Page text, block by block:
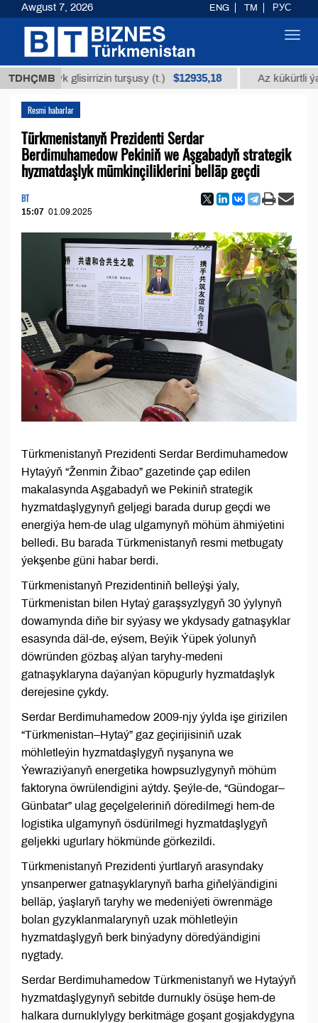
TDHÇMBglisirrizin turşusy (t.) $12935,18 Az kükürtli ýakyş
Resmi habarlar
Türkmenistanyň Prezidenti Serdar
Berdimuhamedow Pekiniň we Aşgabadyň strategik
hyzmatdaşlyk mümkinçiliklerini belläp geçdi
BT
15:07 01.09.2025
Türkmenistanyň Prezidenti Serdar Berdimuhamedow
Hytaýyň “Ženmin Žibao” gazetinde çap edilen
makalasynda Aşgabadyň we Pekiniň strategik
hyzmatdaşlygynyň geljegi barada durup geçdi we
energiýa hem-de ulag ulgamynyň möhüm ähmiýetini
belledi. Bu barada Türkmenistanyň resmi metbugaty
ýekşenbe güni habar berdi.
Türkmenistanyň Prezidentiniň belleýşi ýaly,
Türkmenistan bilen Hytaý garaşsyzlygyň 30 ýylynyň
dowamynda diňe bir syýasy we ykdysady gatnaşyklar
esasynda däl-de, eýsem, Beýik Ýüpek ýolunyň
döwründen gözbaş alýan taryhy-medeni
gatnaşyklaryna daýanýan köpugurly hyzmatdaşlyk
derejesine çykdy.
Serdar Berdimuhamedow 2009-njy ýylda işe girizilen
“Türkmenistan–Hytaý” gaz geçirijisiniň uzak
möhletleýin hyzmatdaşlygyň nyşanyna we
Ýewraziýanyň energetika howpsuzlygynyň möhüm
faktoryna öwrülendigini aýtdy. Şeýle-de, “Gündogar–
Günbatar” ulag geçelgeleriniň döredilmegi hem-de
logistika ulgamynyň ösdürilmegi hyzmatdaşlygyň
geljekki ugurlary hökmünde görkezildi.
Türkmenistanyň Prezidenti ýurtlaryň arasyndaky
ynsanperwer gatnaşyklarynyň barha giňelýändigini
belläp, ýaşlaryň taryhy we medeniýeti öwrenmäge
bolan gyzyklanmalarynyň uzak möhletleýin
hyzmatdaşlygyň berk binýadyny döredýändigini
nygtady.
Serdar Berdimuhamedow Türkmenistanyň we Hytaýyň
hyzmatdaşlygynyň sebitde durnukly ösüşe hem-de
halkara durnuklylygy berkitmäge goşant goşjakdygyna
Awgust 7, 2026 ENG TM РУС